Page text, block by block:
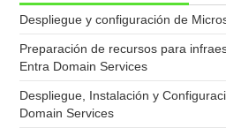
Despliegue y configuración de
Preparación de recursos para
Entra Domain Services
Despliegue, Instalación y
Domain Services